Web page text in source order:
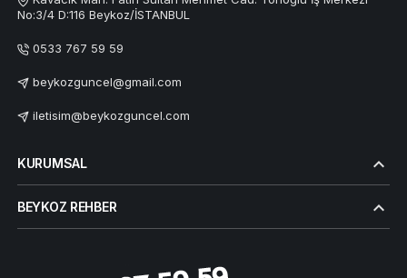
No:3/4 D:116 Beykoz/İSTANBUL
0533 767 59 59
beykozguncel@gmail.com
iletisim@beykozguncel.com
KURUMSAL
BEYKOZ REHBER